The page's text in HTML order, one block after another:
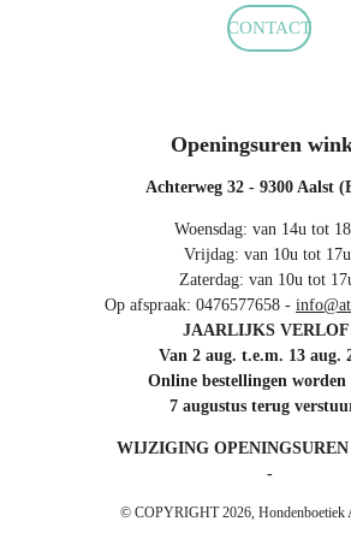
CONTACT
Openingsuren
Achterweg 32 - 9300 Aalst
Woensdag: van 14u tot
Vrijdag: van 10u tot
Zaterdag: van 10u tot
Op afspraak: 0476577658 -
JAARLIJKS
Van 2 aug. t.e.m. 13 aug.
Online bestellingen worden
7 augustus terug
WIJZIGING
-
© COPYRIGHT 2026, Hondenboetiek